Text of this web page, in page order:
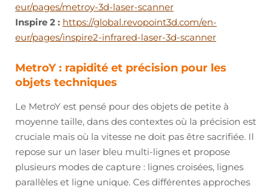
eur/pages/metroy-3d-laser-scanner
Inspire 2 : https://global.revopoint3d.com/en-
eur/pages/inspire2-infrared-laser-3d-scanner
MetroY : rapidité et précision pour les
objets techniques
Le MetroY est pensé pour des objets de petite à
moyenne taille, dans des contextes où la précision est
cruciale mais où la vitesse ne doit pas être sacrifiée. Il
repose sur un laser bleu multi-lignes et propose
plusieurs modes de capture : lignes croisées, lignes
parallèles et ligne unique. Ces différentes approches